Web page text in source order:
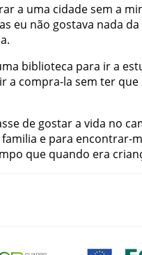
a uma cidadesem a
eu não gostava nada da
.
biblioteca para ira
ira compra-la sem ter que
de gostara vida no
familia e para encontrar-
que quando era